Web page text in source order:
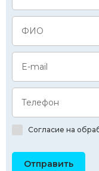
ФИО
E-mail
Телефон
Согласие на